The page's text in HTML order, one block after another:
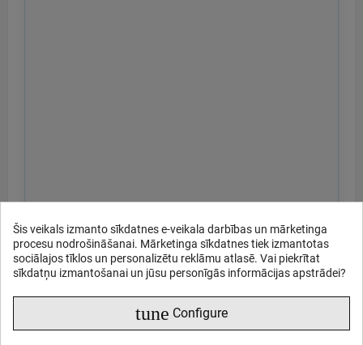
Šis veikals izmanto sīkdatnes e-veikala darbības un mārketinga
procesu nodrošināšanai. Mārketinga sīkdatnes tiek izmantotas
sociālajos tīklos un personalizētu reklāmu atlasē. Vai piekrītat
sīkdatņu izmantošanai un jūsu personīgās informācijas apstrādei?
tune Configure